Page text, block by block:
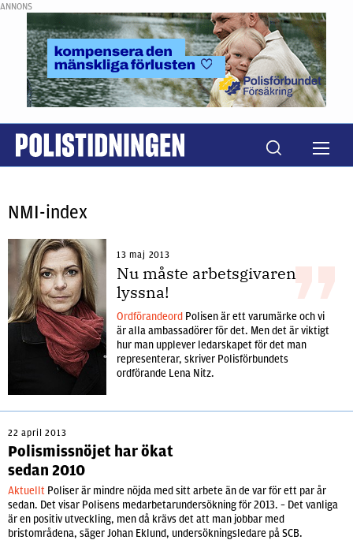
ANNONS
NMI-index
13 maj 2013
Nu måste arbetsgivaren
lyssna!
Ordförandeord Polisen är ett varumärke och vi
är alla ambassadörer för det. Men det är viktigt
hur man upplever ledarskapet för det man
representerar, skriver Polisförbundets
ordförande Lena Nitz.
22 april 2013
Polismissnöjet har ökat
sedan 2010
Aktuellt Poliser är mindre nöjda med sitt arbete än de var för ett par år
sedan. Det visar Polisens medarbetarundersökning för 2013. – Det vanliga
är en positiv utveckling, men då krävs det att man jobbar med
bristområdena, säger Johan Eklund, undersökningsledare på SCB.